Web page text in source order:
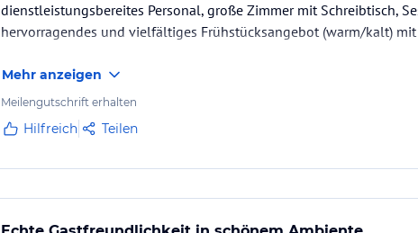
dienstleistungsbereites Personal, große Zimmer mit Schreibtisch,
hervorragendes und vielfältiges Frühstücksangebot (warm/kalt)
Mehr anzeigen
Meilengutschrift erhalten
Hilfreich Teilen